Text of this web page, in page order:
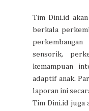
Tim Dini.id
berkala
sensorik,
kemampuan
adaptif anak.
laporan ini
Tim Dini.id juga